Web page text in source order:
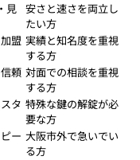
見 安さと速さを両立し
たい方
盟 実績と知名度を重視
する方
頼 対面での相談を重視
する方
タ 特殊な鍵の解錠が必
要な方
ー 大阪市外で急いでい
る方